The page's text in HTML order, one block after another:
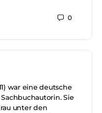
0
war eine deutsche
Sie
unter den